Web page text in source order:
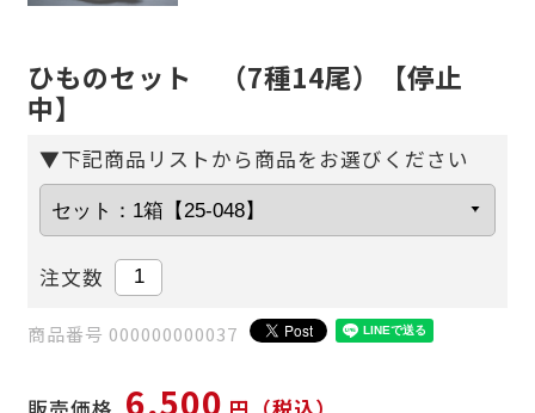
ひものセット （7種14尾）【停止
中】
▼下記商品リストから商品をお選びください
注文数
商品番号 000000000037
6,500